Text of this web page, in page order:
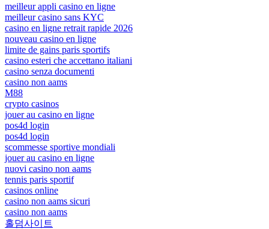
meilleur appli casino en ligne
meilleur casino sans KYC
casino en ligne retrait rapide 2026
nouveau casino en ligne
limite de gains paris sportifs
casino esteri che accettano italiani
casino senza documenti
casino non aams
M88
crypto casinos
jouer au casino en ligne
pos4d login
pos4d login
scommesse sportive mondiali
jouer au casino en ligne
nuovi casino non aams
tennis paris sportif
casinos online
casino non aams sicuri
casino non aams
홀덤사이트